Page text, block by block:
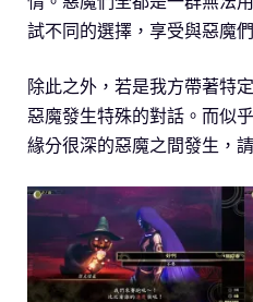
試不同的選擇，享受與惡魔
除此之外，若是我方帶著特
惡魔發生特殊的對話。而似
緣分很深的惡魔之間發生，